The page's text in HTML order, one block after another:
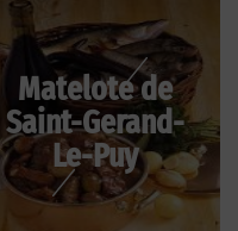
Matelote de
Saint-Gerand-
Le-Puy